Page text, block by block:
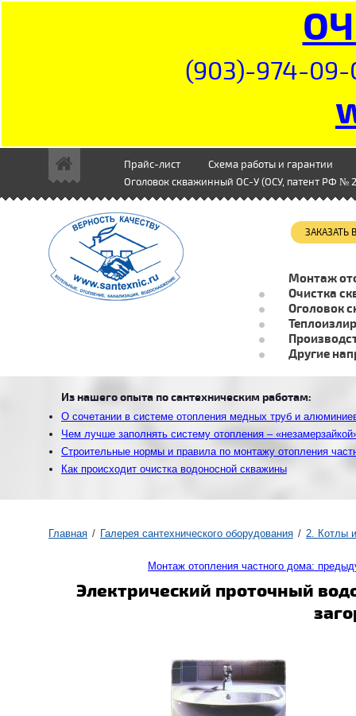
(903)-974-09-
Главная Галерея сантехнического оборудования 2. Котлы
Монтаж отопления частного дома:
Электрический проточный
Прайс-лист
Схема работы и гарантии
Оголовок скважинный ОС-У (ОСУ, патент РФ №
Монтаж
Очистка
Оголовок
Другие
Из нашего опыта по сантехническим работам:
О сочетании в системе отопления медных труб и
Чем лучше заполнять систему отопления –
Строительные нормы и правила по монтажу отопления
Как происходит очистка водоносной скважины